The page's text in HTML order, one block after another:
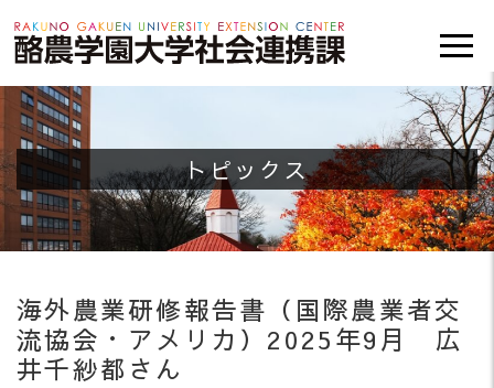
トピックス
海外農業研修報告書（国際農業者交
流協会・アメリカ）2025年9月 広
井千紗都さん